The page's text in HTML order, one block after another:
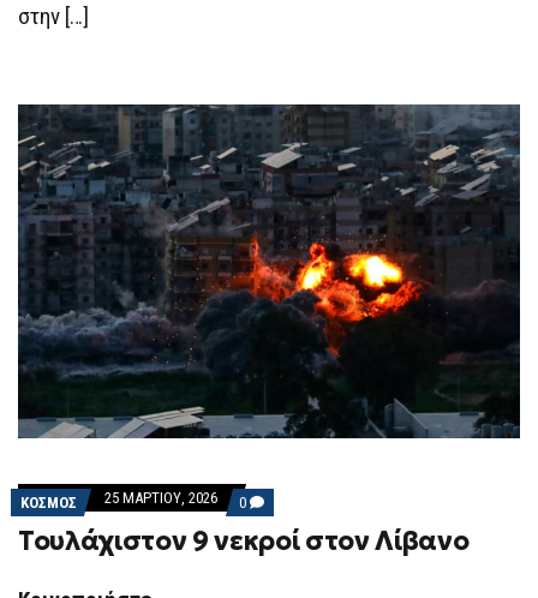
στην […]
ΚΟΣΜΟΣ 25 ΜΑΡΤΊΟΥ, 2026 0 COMMENTS
ON
ΤΟΥΛΆΧΙΣΤΟΝ
9
Τουλάχιστον 9 νεκροί στον Λίβανο